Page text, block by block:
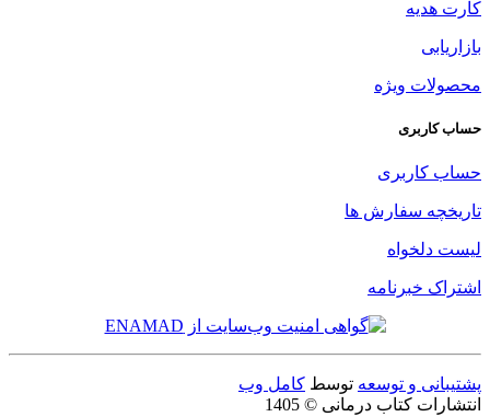
کارت هدیه
بازاریابی
محصولات ویژه
حساب کاربری
حساب کاربری
تاریخچه سفارش ها
لیست دلخواه
اشتراک خبرنامه
پشتیبانی و توسعه توسط کامل وب
انتشارات کتاب درمانی © 1405